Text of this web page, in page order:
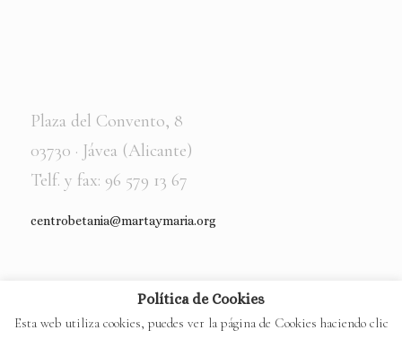
Plaza del Convento, 8
03730 · Jávea (Alicante)
Telf. y fax: 96 579 13 67
centrobetania@martaymaria.org
© Copyright 2022. Todos los derechos reservados aCentro Día Betania· Web realizada
Política de Cookies
Esta web utiliza cookies, puedes ver la página de Cookies haciendo clic